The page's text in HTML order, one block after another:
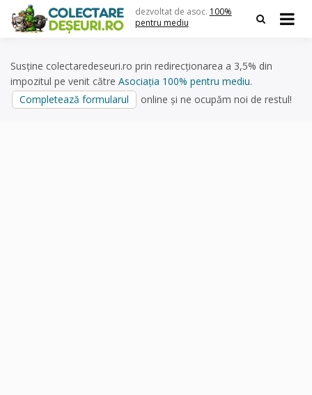
content
dezvoltat de asoc. 100%
pentru mediu
Susține colectaredeseuri.ro prin redirecționarea a 3,5% din
impozitul pe venit către Asociația 100% pentru mediu.
Completează formularul
online și ne ocupăm noi de restul!